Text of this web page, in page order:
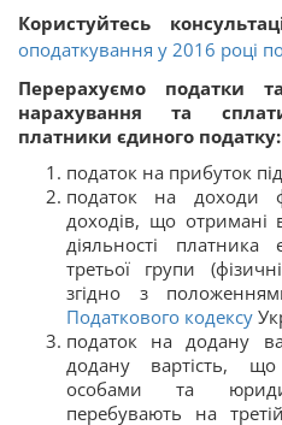
Користуйтесь
оподаткування у 2016 році
Перерахуємо податки
нарахування та
платники єдиного податку:
податок на прибуток
податок на доходи
доходів, що отримані
діяльності
третьої групи
згідно з
Податкового кодексу
податок на додану
додану вартість, що
особами та
перебувають на